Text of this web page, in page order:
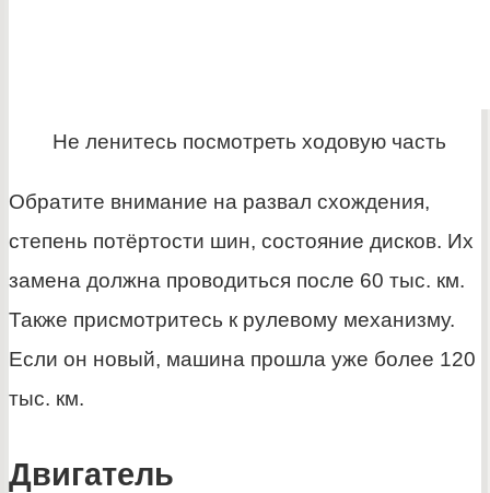
Не ленитесь посмотреть ходовую часть
Обратите внимание на развал схождения,
степень потёртости шин, состояние дисков. Их
замена должна проводиться после 60 тыс. км.
Также присмотритесь к рулевому механизму.
Если он новый, машина прошла уже более 120
тыс. км.
Двигатель